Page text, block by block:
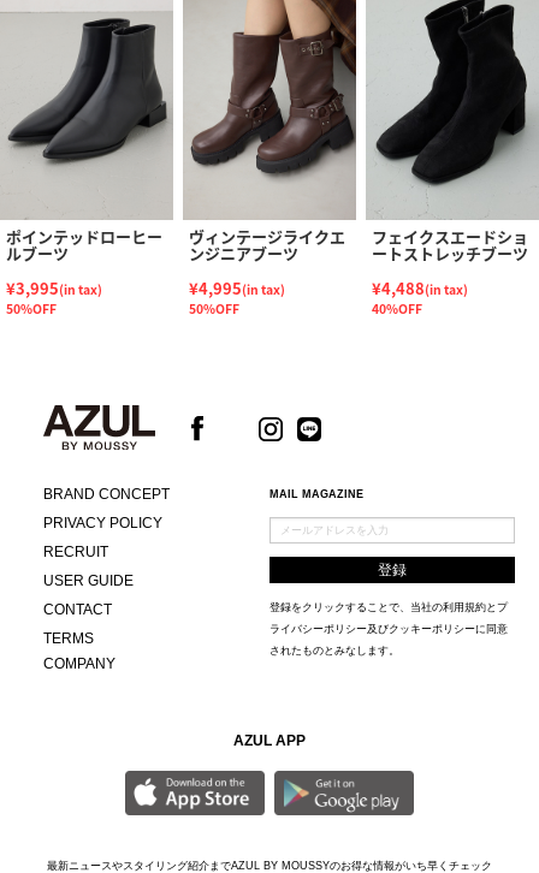
ポインテッドローヒー
ルブーツ
¥3,995(in tax)
50%OFF
ヴィンテージライクエ
ンジニアブーツ
¥4,995(in tax)
50%OFF
フェイクスエードショ
ートストレッチブーツ
¥4,488(in tax)
40%OFF
BRAND CONCEPT
PRIVACY POLICY
RECRUIT
USER GUIDE
CONTACT
TERMS
COMPANY
MAIL MAGAZINE
登録をクリックすることで、当社の利用規約とプ
ライバシーポリシー及びクッキーポリシーに同意
されたものとみなします。
AZUL APP
最新ニュースやスタイリング紹介までAZUL BY MOUSSYのお得な情報がいち早くチェック